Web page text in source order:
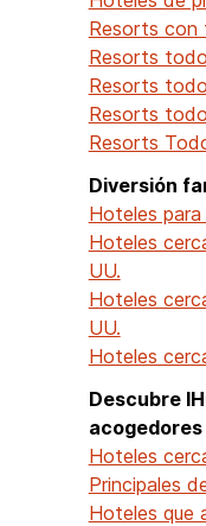
Resorts con
Resorts
Resorts
Resorts
Resorts
Diversión
Hoteles para
Hoteles
UU.
Hoteles
UU.
Hoteles
Descubre
Hoteles
Principales
Hoteles que